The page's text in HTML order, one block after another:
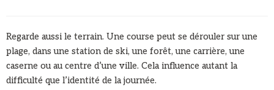
Regarde aussi le terrain. Une course peut se dérouler sur une
plage, dans une station de ski, une forêt, une carrière, une
caserne ou au centre d’une ville. Cela influence autant la
difficulté que l’identité de la journée.